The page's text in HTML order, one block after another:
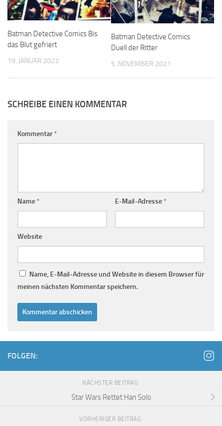
Batman Detective Comics Bis
das Blut gefriert
19. JANUAR 2022
Batman Detective Comics
Duell der Ritter
5. NOVEMBER 2021
SCHREIBE EINEN KOMMENTAR
Kommentar*
Name* E-Mail-Adresse*
Website
Name, E-Mail-Adresse und Website in diesem Browser für
meinen nächsten Kommentar speichern.
FOLGEN:
NÄCHSTER BEITRAG
Star Wars Rettet Han Solo
VORHERIGER BEITRAG